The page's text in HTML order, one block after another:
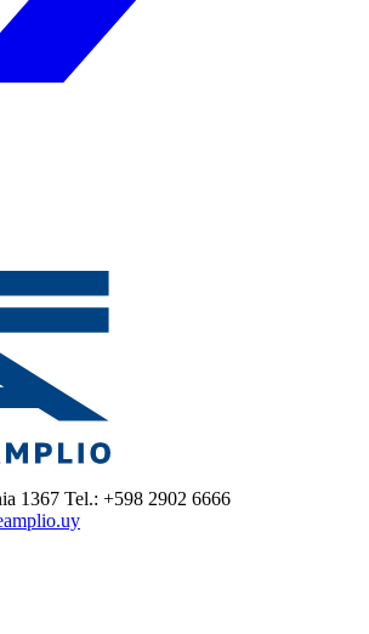
1367 Tel.: +598 2902 6666